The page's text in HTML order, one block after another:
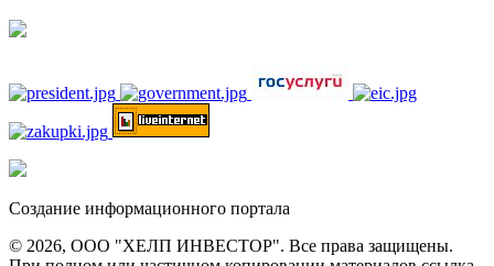
Создание информационного портала
© 2026, ООО "ХЕЛП ИНВЕСТОР". Все права защищены.